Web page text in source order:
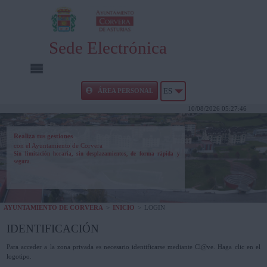
Sede Electrónica
INICIO
CARPETA CIUDADANA
AYUDA
ÁREA PERSONAL ES
10/08/2026 05:27:46
Realiza tus gestiones
con el Ayuntamiento de Corvera
Sin limitación horaria, sin desplazamientos, de forma rápida y
segura.
AYUNTAMIENTO DE CORVERA INICIO LOGIN
IDENTIFICACIÓN
Para acceder a la zona privada es necesario identificarse mediante Cl@ve. Haga clic en el
logotipo.